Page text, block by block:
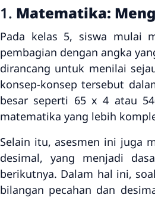
1. Matematika:
Pada kelas 5, siswa mulai
pembagian dengan angka
dirancang untuk menilai
konsep-konsep tersebut
besar seperti 65 x 4 atau
matematika yang lebih
Selain itu, asesmen ini juga
desimal, yang menjadi
berikutnya. Dalam hal ini,
bilangan pecahan dan